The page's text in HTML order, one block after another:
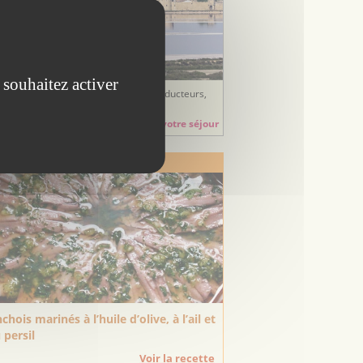
sorties, balades, randonnées, producteurs,
Préparez votre séjour
marinés à l’huile d’olive, à l’ail et
persil
Voir la recette
activer